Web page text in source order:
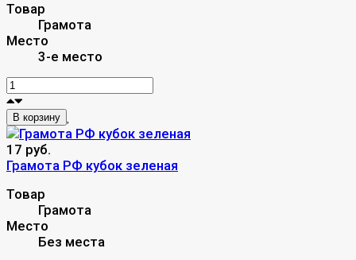
Товар
Грамота
Место
3-е место
В корзину
17 руб.
Грамота РФ кубок зеленая
Товар
Грамота
Место
Без места